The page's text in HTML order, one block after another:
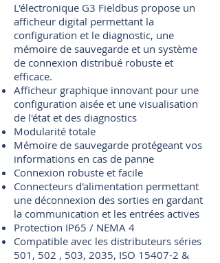
L'électronique G3 Fieldbus propose un
afficheur digital permettant la
configuration et le diagnostic, une
mémoire de sauvegarde et un système
de connexion distribué robuste et
efficace.
Afficheur graphique innovant pour une
configuration aisée et une visualisation
de l'état et des diagnostics
Modularité totale
Mémoire de sauvegarde protégeant vos
informations en cas de panne
Connexion robuste et facile
Connecteurs d'alimentation permettant
une déconnexion des sorties en gardant
la communication et les entrées actives
Protection IP65 / NEMA 4
Compatible avec les distributeurs séries
501, 502 , 503, 2035, ISO 15407-2 &